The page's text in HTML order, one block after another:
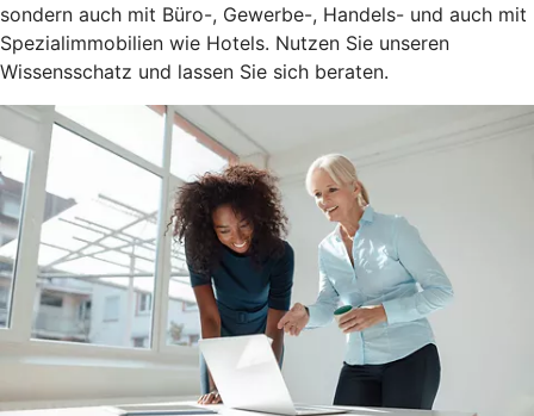
sondern auch mit Büro-, Gewerbe-, Handels- und auch mit
Spezialimmobilien wie Hotels. Nutzen Sie unseren
Wissensschatz und lassen Sie sich beraten.